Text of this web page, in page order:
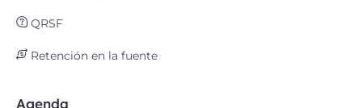
QRSF
Retención en la fuente
Agenda